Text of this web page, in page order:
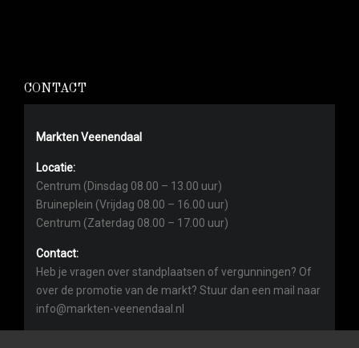
CONTACT
Markten Veenendaal
Locatie:
Centrum (Dinsdag 08.00 – 13.00 uur)
Bruineplein (Vrijdag 08.00 – 16.00 uur)
Centrum (Zaterdag 08.00 – 17.00 uur)
Contact:
Heb je vragen over standplaatsen of vergunningen? Of
over de promotie van de markt? Stuur dan een mail naar
info@markten-veenendaal.nl